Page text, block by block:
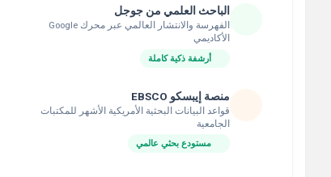
الباحث العلمي من جوجل
الفهرسة والانتشار العالمي عبر محرك Google
الأكاديمي
أرشفة ذكية كاملة
منصة إيبسكو EBSCO
قواعد البيانات البحثية الأمريكية الأشهر للمكتبات
الجامعية
مستودع بحثي عالمي